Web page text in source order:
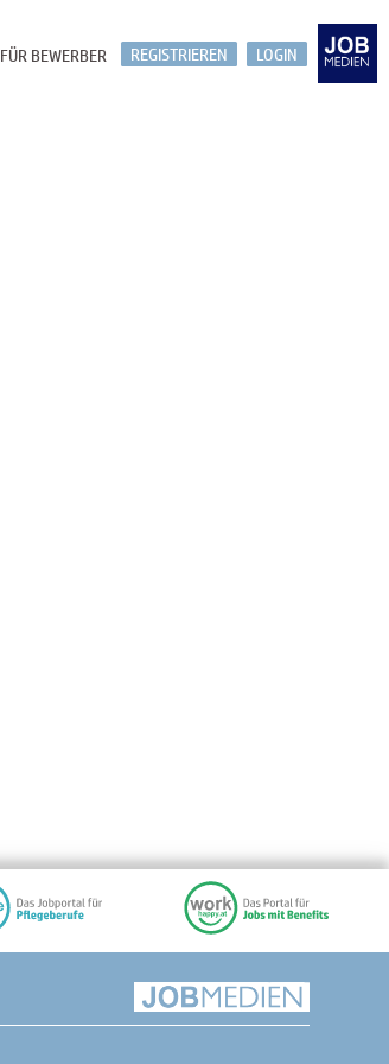
LOGIN
REGISTRIEREN
FÜR BEWERBER